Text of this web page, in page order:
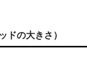
ドの大きさ）